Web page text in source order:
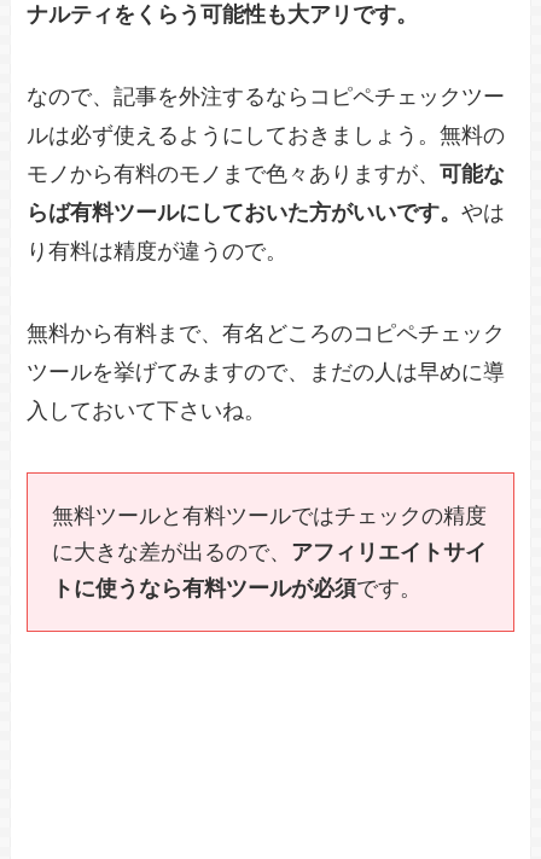
ナルティをくらう可能性も大アリです。
なので、記事を外注するならコピペチェックツー
ルは必ず使えるようにしておきましょう。無料の
モノから有料のモノまで色々ありますが、可能な
らば有料ツールにしておいた方がいいです。やは
り有料は精度が違うので。
無料から有料まで、有名どころのコピペチェック
ツールを挙げてみますので、まだの人は早めに導
入しておいて下さいね。
無料ツールと有料ツールではチェックの精度
に大きな差が出るので、 アフィリエイトサイ
トに使うなら有料ツールが必須です。